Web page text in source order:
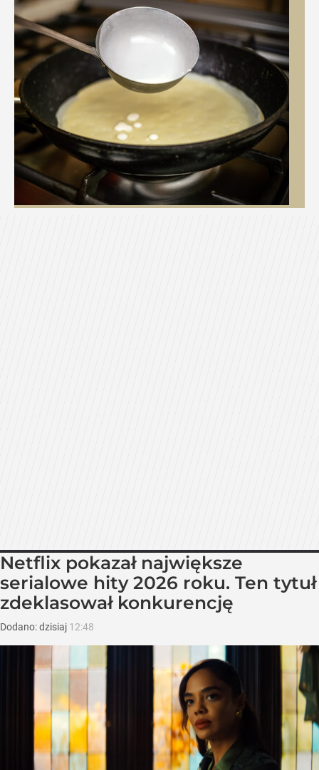
Netflix pokazał największe
serialowe hity 2026 roku. Ten tytuł
zdeklasował konkurencję
Dodano:dzisiaj 12:48